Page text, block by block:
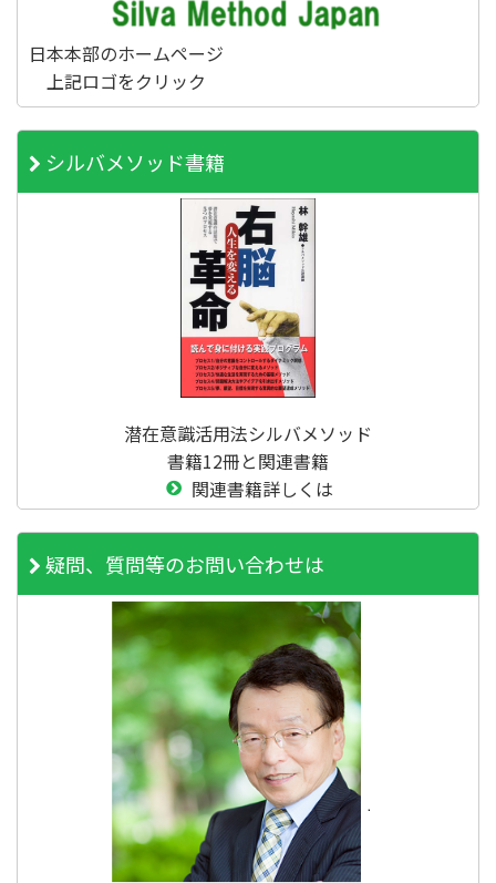
日本本部のホームページ
上記ロゴをクリック
シルバメソッド書籍
潜在意識活用法シルバメソッド
書籍12冊と関連書籍
関連書籍詳しくは
疑問、質問等のお問い合わせは